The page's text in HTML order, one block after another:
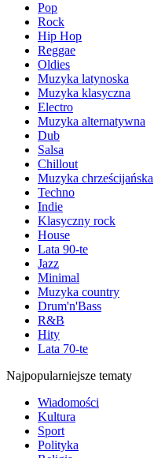
Pop
Rock
Hip Hop
Reggae
Oldies
Muzyka latynoska
Muzyka klasyczna
Electro
Muzyka alternatywna
Dub
Salsa
Chillout
Muzyka chrześcijańska
Techno
Indie
Klasyczny rock
House
Lata 90-te
Jazz
Minimal
Muzyka country
Drum'n'Bass
R&B
Hity
Lata 70-te
Najpopularniejsze tematy
Wiadomości
Kultura
Sport
Polityka